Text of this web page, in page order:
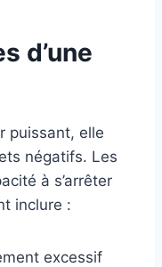
d’une
puissant, elle
négatifs. Les
à s’arrêter
inclure :
excessif